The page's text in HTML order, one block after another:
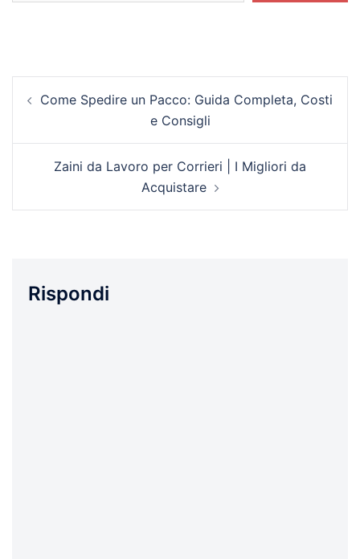
articolo
Come Spedire un Pacco: Guida Completa, Costi
e Consigli
Zaini da Lavoro per Corrieri | I Migliori da
Acquistare
Rispondi